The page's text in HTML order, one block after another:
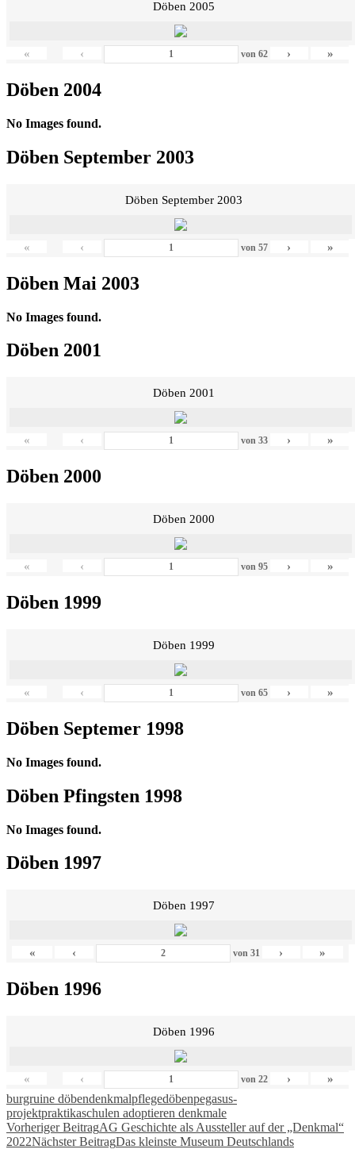
Döben 2005
« ‹ von 62 › »
Döben 2004
No Images found.
Döben September 2003
Döben September 2003
« ‹ von 57 › »
Döben Mai 2003
No Images found.
Döben 2001
Döben 2001
« ‹ von 33 › »
Döben 2000
Döben 2000
« ‹ von 95 › »
Döben 1999
Döben 1999
« ‹ von 65 › »
Döben Septemer 1998
No Images found.
Döben Pfingsten 1998
No Images found.
Döben 1997
Döben 1997
« ‹ von 31 › »
Döben 1996
Döben 1996
« ‹ von 22 › »
burgruine döbendenkmalpflegedöbenpegasus-
projektpraktikaschulen adoptieren denkmale
Beitragsnavigation
Vorheriger BeitragAG Geschichte als Aussteller auf der „Denkmal“
2022Nächster BeitragDas kleinste Museum Deutschlands